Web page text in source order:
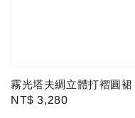
霧光塔夫綢立體打褶圓裙
Regular
NT$ 3,280